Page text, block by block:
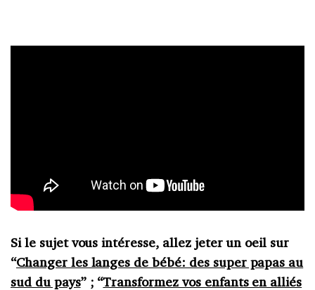
Si le sujet vous intéresse, allez jeter un oeil sur
“Changer les langes de bébé: des super papas au
sud du pays” ; “Transformez vos enfants en alliés